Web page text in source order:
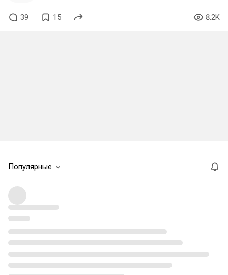
39 15 8.2K
Популярные